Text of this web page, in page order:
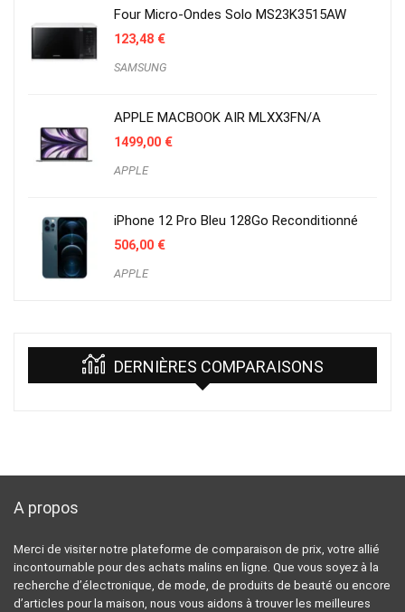
Four Micro-Ondes Solo MS23K3515AW
123,48 €
SAMSUNG
APPLE MACBOOK AIR MLXX3FN/A
1499,00 €
APPLE
iPhone 12 Pro Bleu 128Go Reconditionné
506,00 €
APPLE
DERNIÈRES COMPARAISONS
A propos
Merci de visiter notre plateforme de comparaison de prix, votre allié
incontournable pour des achats malins en ligne. Que vous soyez à la
recherche d’électronique, de mode, de produits de beauté ou encore
d’articles pour la maison, nous vous aidons à trouver les meilleures